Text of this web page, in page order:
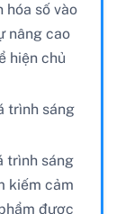
hóa số vào
nâng cao
hiện chủ
trình sáng
trình sáng
kiếm cảm
được